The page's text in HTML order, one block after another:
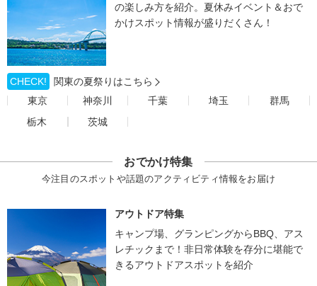
の楽しみ方を紹介。夏休みイベント＆おで
かけスポット情報が盛りだくさん！
CHECK!
関東の夏祭りはこちら
東京
神奈川 千葉 埼玉
群馬
栃木
茨城
おでかけ特集
今注目のスポットや話題のアクティビティ情報をお届け
アウトドア特集
キャンプ場、グランピングからBBQ、アス
レチックまで！非日常体験を存分に堪能で
きるアウトドアスポットを紹介